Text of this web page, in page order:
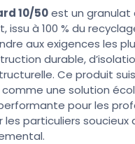
10/50est un granulat
issu à 100 % du
aux exigences les
durable,
Ce produit
comme une solution
pour les
les particuliers soucieux